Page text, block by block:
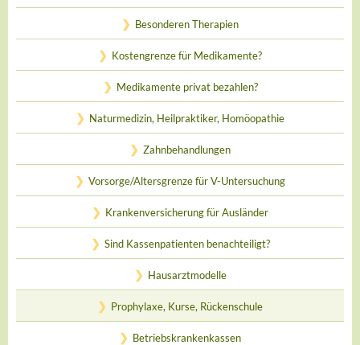
Besonderen Therapien
Kostengrenze für Medikamente?
Medikamente privat bezahlen?
Naturmedizin, Heilpraktiker, Homöopathie
Zahnbehandlungen
Vorsorge/Altersgrenze für V-Untersuchung
Krankenversicherung für Ausländer
Sind Kassenpatienten benachteiligt?
Hausarztmodelle
Prophylaxe, Kurse, Rückenschule
Betriebskrankenkassen